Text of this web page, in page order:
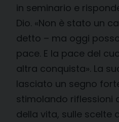
in seminario e
Dio. «Non è stato un
detto – ma oggi
pace. E la pace del
altra conquista». La
lasciato un segno
stimolando riflessioni
della vita, sulle scelte